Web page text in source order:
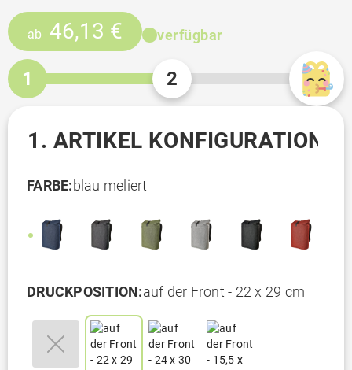
ab 46,13 € verfügbar
1 2
1. ARTIKEL KONFIGURATION
FARBE:blau meliert
DRUCKPOSITION:auf der Front - 22 x 29 cm